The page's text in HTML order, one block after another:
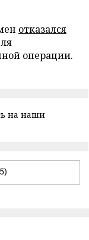
отказался
операции.
на наши